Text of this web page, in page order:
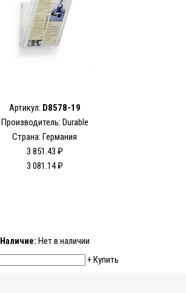
Артикул: D8578-19
Производитель: Durable
Страна: Германия
3 851.43 ₽
3 081.14 ₽
Наличие: Нет в наличии
+Купить